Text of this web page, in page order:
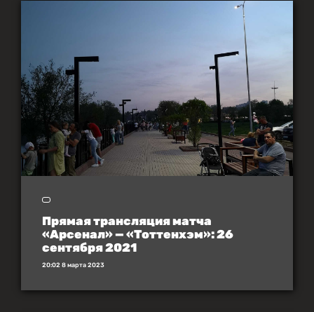
Прямая трансляция матча
«Арсенал» — «Тоттенхэм»: 26
сентября 2021
20:02 8 марта 2023